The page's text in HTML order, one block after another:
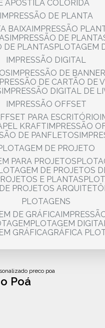
APOSTILA COLORIDA
IMPRESSÃO DE PLANTA
BAIXA IMPRESSÃO
IMPRESSÃO DE
DE PLANTAS
PLOTAGEM
IMPRESSÃO DIGITAL
IMPRESSÃO DE
DE CARTÃO DE
IMPRESSÃO DIGITAL DE
IMPRESSÃO OFFSET
PARA ESCRITÓRIO
KRAFT IMPRESSÃO
DE PANFLETOS
PLOTAGEM DE PROJETO
PARA PROJETOS
DE PROJETOS
E PLANTAS
DE PROJETOS
PLOTAGENS
DE GRÁFICA
PLOTAGEM
GRÁFICA GRÁFICA
preco poa
Poá